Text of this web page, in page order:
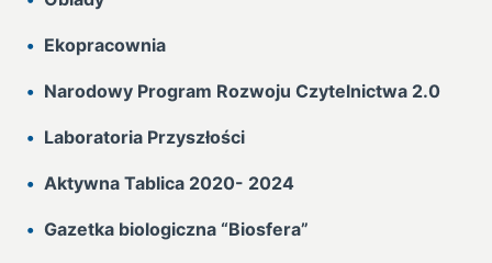
Ekopracownia
Narodowy Program Rozwoju Czytelnictwa 2.0
Laboratoria Przyszłości
Aktywna Tablica 2020- 2024
Gazetka biologiczna “Biosfera”